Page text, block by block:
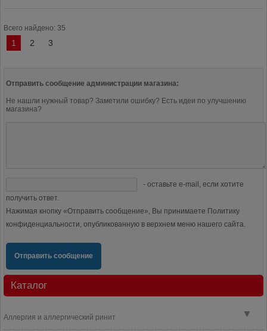
Всего найдено: 35
1 2 3
Отправить сообщение администрации магазина:
Не нашли нужный товар? Заметили ошибку? Есть идеи по улучшению
магазина?
- оставьте e-mail, если хотите
получить ответ.
Нажимая кнопку «Отправить сообщение», Вы принимаете Политику
конфиденциальности, опубликованную в верхнем меню нашего сайта.
Отправить сообщение
Каталог
▼
Аллергия и аллергический ринит